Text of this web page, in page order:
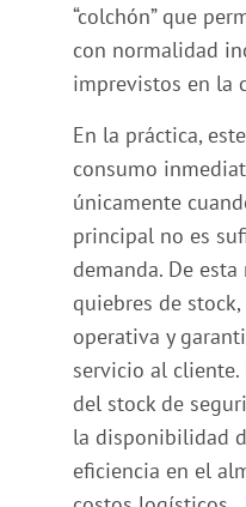
“colchón” que
con normalidad
imprevistos en la
En la práctica,
consumo
únicamente
principal no es
demanda. De
quiebres de
operativa y
servicio al
del stock de
la disponibilidad
eficiencia en el